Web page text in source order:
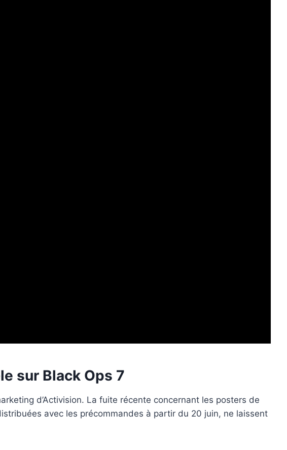
sur Black Ops 7
d’Activision. La fuite récente concernant les posters de
avec les précommandes à partir du 20 juin, ne laissent